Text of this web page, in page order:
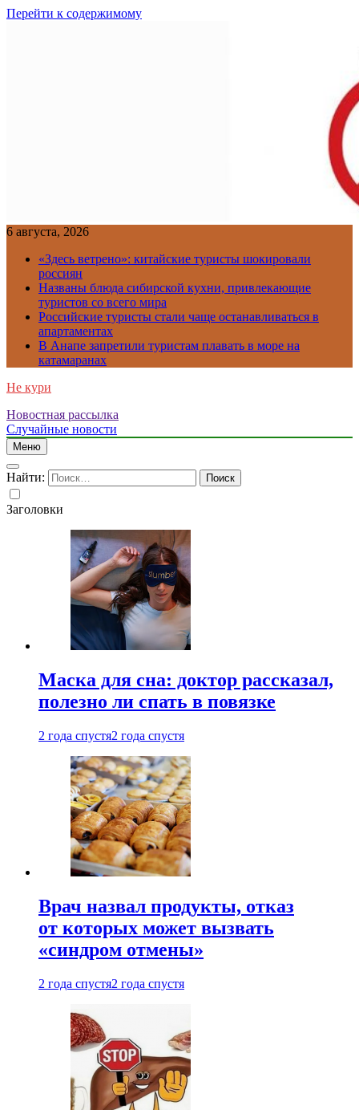
Перейти к содержимому
6 августа, 2026
«Здесь ветрено»: китайские туристы шокировали
россиян
Названы блюда сибирской кухни, привлекающие
туристов со всего мира
Российские туристы стали чаще останавливаться в
апартаментах
В Анапе запретили туристам плавать в море на
катамаранах
Не кури
Новостная рассылка
Случайные новости
Меню
Найти:
Заголовки
Маска для сна: доктор рассказал,
полезно ли спать в повязке
2 года спустя2 года спустя
Врач назвал продукты, отказ
от которых может вызвать
«синдром отмены»
2 года спустя2 года спустя